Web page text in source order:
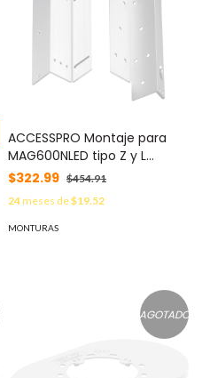
ACCESSPRO Montaje para
MAG600NLED tipo Z y L
BZL600N
$322.99 $454.91
24meses de$19.52
MONTURAS
AGOTADO